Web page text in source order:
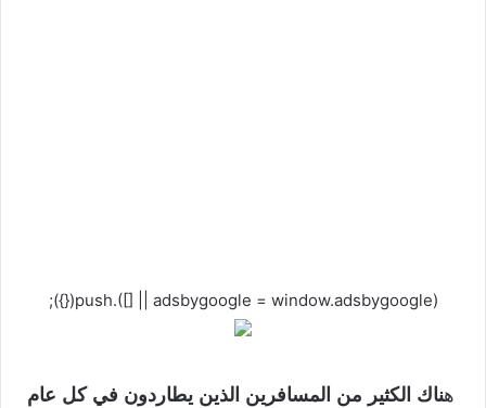
(adsbygoogle = window.adsbygoogle || []).push({});
هناك الكثير من المسافرين الذين يطاردون في كل عام